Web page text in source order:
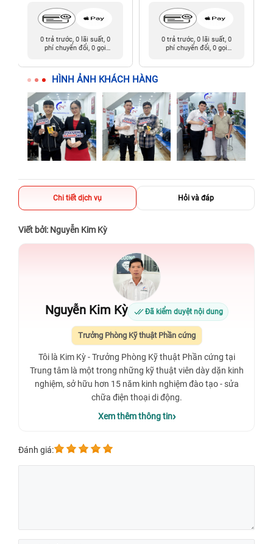
0 trả trước, 0 lãi suất, 0
phí chuyển đổi, 0 gọi
0 trả trước, 0 lãi suất, 0
phí chuyển đổi, 0 gọi
HÌNH ẢNH KHÁCH HÀNG
Chi tiết dịch vụ Hỏi và đáp
Viết bởi: Nguyễn Kim Kỳ
Nguyễn Kim Kỳ Đã kiểm duyệt nội dung
Trưởng Phòng Kỹ thuật Phần cứng
Tôi là Kim Kỳ - Trưởng Phòng Kỹ thuật Phần cứng tại
Trung tâm là một trong những kỹ thuật viên dày dặn kinh
nghiệm, sở hữu hơn 15 năm kinh nghiệm đào tạo - sửa
chữa điện thoại di động.
Xem thêm thông tin
Đánh giá: